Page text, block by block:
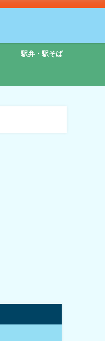
駅弁・駅そば